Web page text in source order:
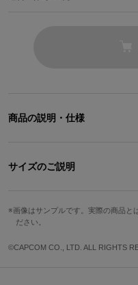
商品の説明・仕様
ていただきます。予めご了承
『モンスターハンターシリー
した
オジャガデザイン特有の立体
サイズのご説明
サイズ 縦
画像はサンプルです。実際の商品と
ださい。
©CAPCOM CO., LTD. ALL RIGHTS